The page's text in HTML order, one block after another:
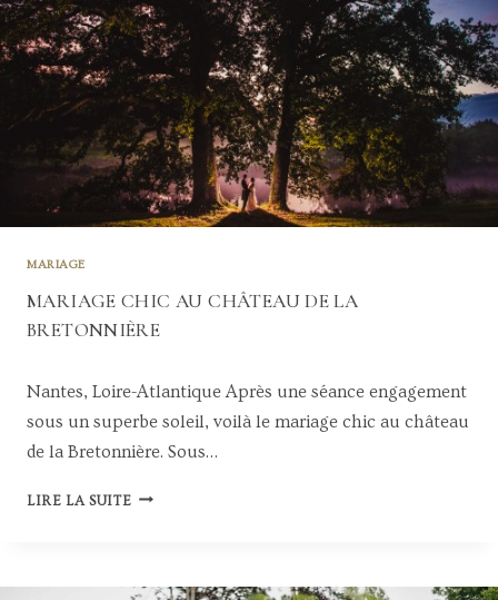
MARIAGE
MARIAGE CHIC AU CHÂTEAU DE LA
BRETONNIÈRE
Nantes, Loire-Atlantique Après une séance engagement
sous un superbe soleil, voilà le mariage chic au château
de la Bretonnière. Sous…
LIRE LA SUITEM
A